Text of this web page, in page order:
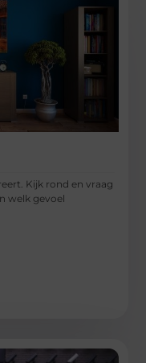
Kijk rond en vraag
welk gevoel